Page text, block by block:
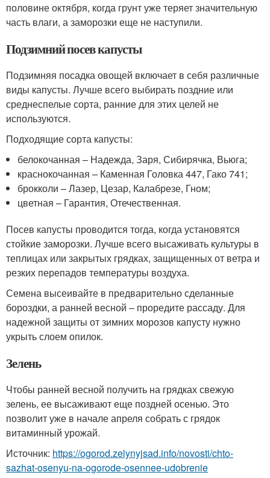
половине октября, когда грунт уже теряет значительную
часть влаги, а заморозки еще не наступили.
Подзимний посев капусты
Подзимняя посадка овощей включает в себя различные
виды капусты. Лучше всего выбирать поздние или
среднеспелые сорта, ранние для этих целей не
используются.
Подходящие сорта капусты:
белокочанная – Надежда, Заря, Сибирячка, Вьюга;
краснокочанная – Каменная Головка 447, Гако 741;
брокколи – Лазер, Цезар, Калабрезе, Гном;
цветная – Гарантия, Отечественная.
Посев капусты проводится тогда, когда установятся
стойкие заморозки. Лучше всего высаживать культуры в
теплицах или закрытых грядках, защищенных от ветра и
резких перепадов температуры воздуха.
Семена высеивайте в предварительно сделанные
бороздки, а ранней весной – проредите рассаду. Для
надежной защиты от зимних морозов капусту нужно
укрыть слоем опилок.
Зелень
Чтобы ранней весной получить на грядках свежую
зелень, ее высаживают еще поздней осенью. Это
позволит уже в начале апреля собрать с грядок
витаминный урожай.
Источник: https://ogorod.zelynyjsad.info/novosti/chto-
sazhat-osenyu-na-ogorode-osennee-udobrenie